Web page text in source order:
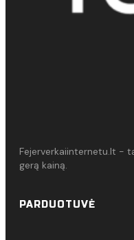
Fejerverkaiinternetu.lt -
gerą kainą.
PARDUOTUVĖ